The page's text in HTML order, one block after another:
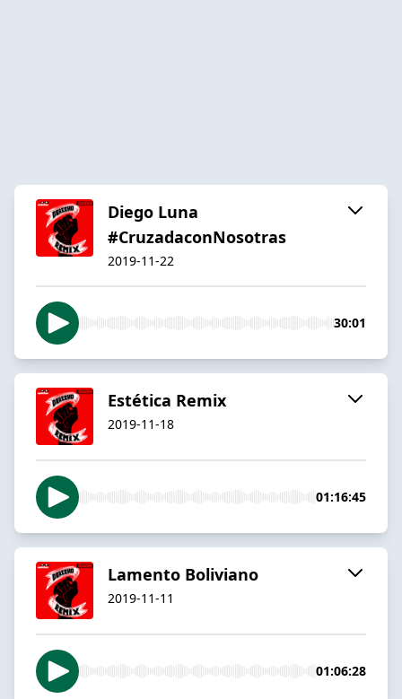
Diego Luna
#CruzadaconNosotras
2019-11-22
30:01
Estética Remix
2019-11-18
01:16:45
Lamento Boliviano
2019-11-11
01:06:28